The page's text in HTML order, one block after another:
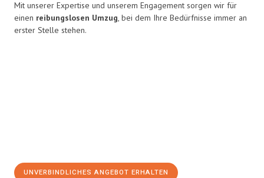
Mit unserer Expertise und unserem Engagement sorgen wir für
einen reibungslosen Umzug, bei dem Ihre Bedürfnisse immer an
erster Stelle stehen.
UNVERBINDLICHES ANGEBOT ERHALTEN